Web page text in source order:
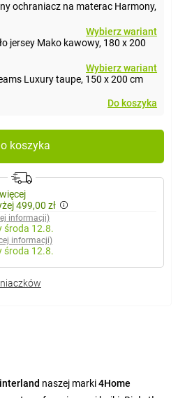
ochraniacz na materac Harmony,
Wybierz wariant
jersey Mako kawowy, 180 x 200
Wybierz wariant
Luxury taupe, 150 x 200 cm
Do koszyka
koszyka
499,00 zł
informacji)
środa 12.8.
informacji)
środa 12.8.
naszej marki4Home